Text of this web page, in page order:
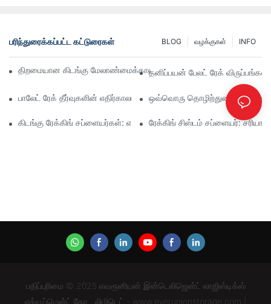
பரிந்துரைக்கப்பட்ட கட்டுரைகள் INFO
வழக்குகள்
BLOG
திறமையான கிடங்கு மேலாண்மைக்கான சிறந்த தொழில்துறை ரேக்கிங்
தனிப்பயன் பேலட் ரேக்
பாலேட் ரேக் தீர்வுகளின் எதிர்காலம்: போக்குகள் மற்றும் புதுமைகள்
ஒவ்வொரு தொழிற்துறைக்கும்
கிடங்கு ரேக்கிங் சப்ளையர்கள்: என்ன பார்க்க வேண்டும்
ரேக்கிங் சிஸ்டம் சப்ளையர்:
பதிப்புரிமை © 2025 எவரூனியன் இன்டெலிஜென்ட் லாஜிஸ்டிக்ஸ்
எக்யூப்மென்ட் கோ., லிமிடெட் - www.everunionstorage.com |